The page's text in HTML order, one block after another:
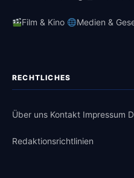
Film & Kino Medien &
RECHTLICHES
Über uns Kontakt Impressum
Redaktionsrichtlinien